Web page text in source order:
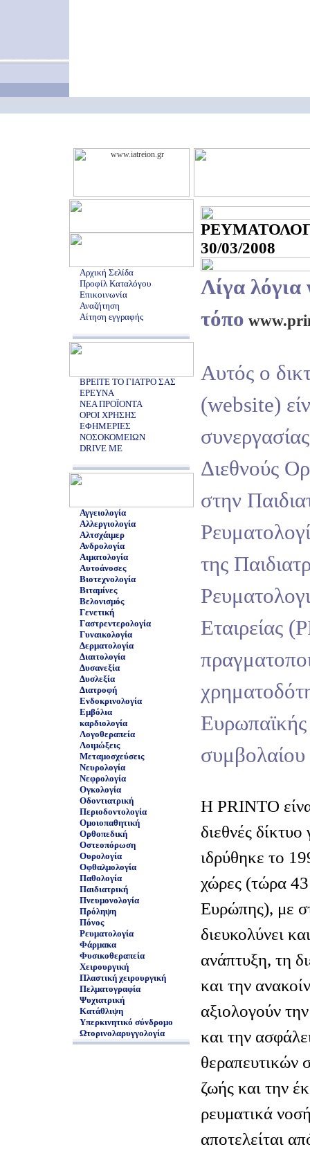
Αρχική Σελίδα
Προφίλ Καταλόγου
Επικοινωνία
Αναζήτηση
Αίτηση εγγραφής
ΒΡΕΙΤΕ ΤΟ ΓΙΑΤΡΟ ΣΑΣ
ΕΡΕΥΝΑ
ΝΕΑ ΠΡΟΪΟΝΤΑ
ΟΡΟΙ ΧΡΗΣΗΣ
ΕΦΗΜΕΡΙΕΣ
ΝΟΣΟΚΟΜΕΙΩΝ
DRIVE ME
Αγγειολογία
Αλλεργιολογία
Αλτσχάιμερ
Ανδρολογία
Αιματολογία
Αυτοάνοσες
Βιοτεχνολογία
Βιταμίνες
Βελονισμός
Γενετική
Γαστρεντερολογία
Γυναικολογία
Δερματολογία
Διαιτολογία
Δυσανεξία
Δυσλεξία
Διατροφή
Ενδοκρινολογία
Εμβόλια
καρδιολογία
Λογοθεραπεία
Λοιμώξεις
Μεταμοσχεύσεις
Νευρολογία
Νεφρολογία
Ογκολογία
Οδοντιατρική
Περιοδοντολογία
Ομοιοπαθητική
Ορθοπεδική
Οστεοπόρωση
Ουρολογία
Οφθαλμολογία
Παθολογία
Παιδιατρική
Πνευμονολογία
Πρόληψη
Πόνος
Ρευματολογία
Φάρμακα
Φυσικοθεραπεία
Χειρουργική
Πλαστική χειρουργική
Πελματογραφία
Ψυχιατρική
Κατάθλιψη
Υπερκινητικό σύνδρομο
Ωτορινολαρυγγολογία
30/03/2008
Λίγα λόγια
τόπο
Αυτός ο
(website)
Διεθνούς
στην
της
Εταιρείας
Η PRINTO
διεθνές
ιδρύθηκε το
χώρες (τώρα 43
Ευρώπης), με
διευκολύνει
ανάπτυξη, τη
και την
αξιολογούν
και την
θεραπευτικών
ζωής και την
ρευματικά
αποτελείται